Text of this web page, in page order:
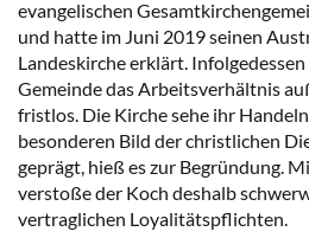
evangelischen
und hatte im Juni 2019 seinen
Landeskirche erklärt.
Gemeinde das Arbeitsverhältnis
fristlos. Die Kirche sehe ihr
besonderen Bild der christlichen
geprägt, hieß es zur Begründung.
verstoße der Koch deshalb
vertraglichen Loyalitätspflichten.